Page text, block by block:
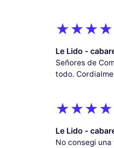
Le Lido -
Señores de
todo.
Le Lido -
No consegi